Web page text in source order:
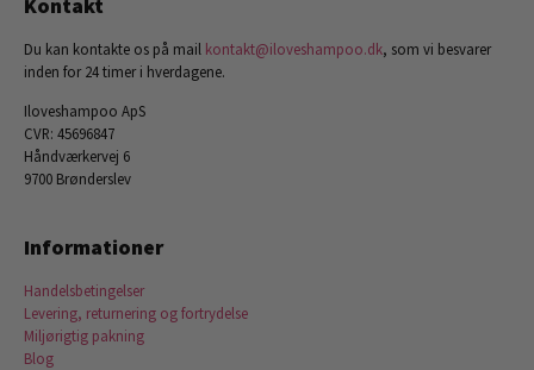
Kontakt
Du kan kontakte os på mail kontakt@iloveshampoo.dk, som vi besvarer
inden for 24 timer i hverdagene.
Iloveshampoo ApS
CVR: 45696847
Håndværkervej 6
9700 Brønderslev
Informationer
Handelsbetingelser
Levering, returnering og fortrydelse
Miljørigtig pakning
Blog